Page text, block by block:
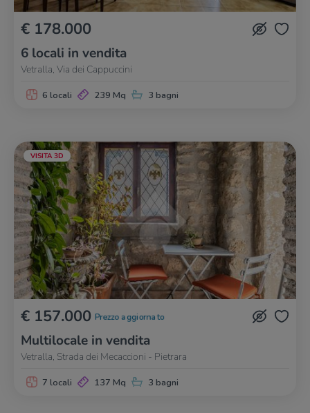
€ 178.000
6 locali in vendita
Vetralla, Via dei Cappuccini
6 locali 239 Mq 3 bagni
VISITA 3D
€ 157.000 Prezzo aggiornato
Multilocale in vendita
Vetralla, Strada dei Mecaccioni - Pietrara
7 locali 137 Mq 3 bagni